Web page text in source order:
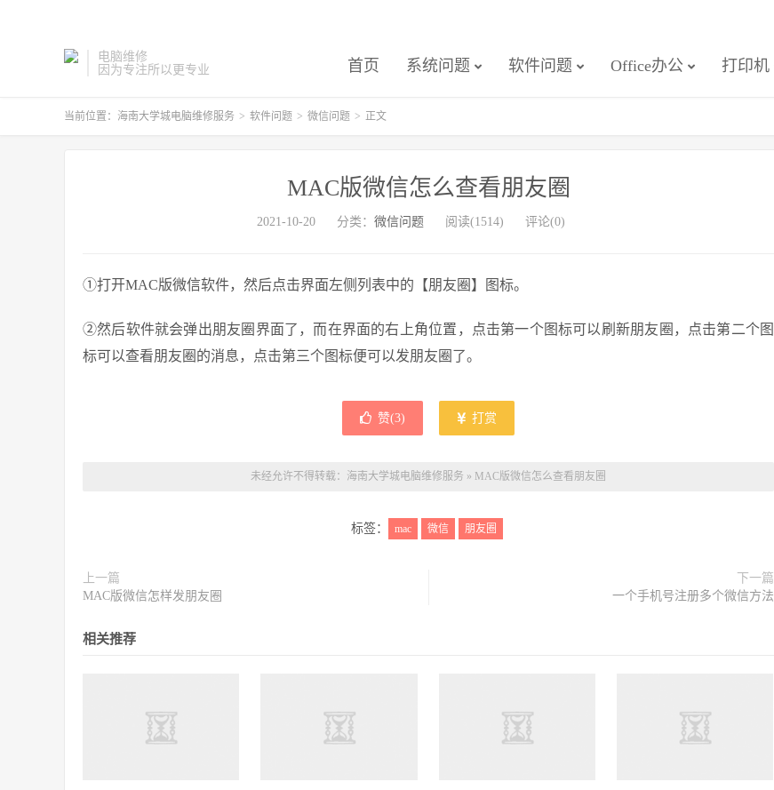
电脑维修
因为专注所以更专业
首页 系统问题 软件问题 Office办公 打印机
当前位置： 海南大学城电脑维修服务 > 软件问题 > 微信问题 > 正文
MAC版微信怎么查看朋友圈
2021-10-20 分类： 微信问题 阅读(1514) 评论(0)
①打开MAC版微信软件，然后点击界面左侧列表中的【朋友圈】图标。
②然后软件就会弹出朋友圈界面了，而在界面的右上角位置，点击第一个图标可以刷新朋友圈，点击第二个图
标可以查看朋友圈的消息，点击第三个图标便可以发朋友圈了。
赞(3) 打赏
未经允许不得转载： 海南大学城电脑维修服务 » MAC版微信怎么查看朋友圈
标签： mac 微信 朋友圈
上一篇
MAC版微信怎样发朋友圈
下一篇
一个手机号注册多个微信方法
相关推荐